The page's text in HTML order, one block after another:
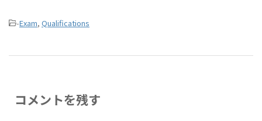
-Exam, Qualifications
コメントを残す